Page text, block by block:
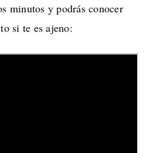
minutos y podrás conocer
si te es ajeno: